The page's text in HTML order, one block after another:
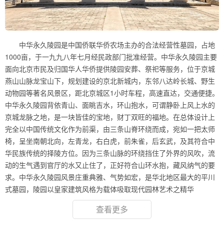
中华永久陵园是中国侨联华侨农场主办的合法经营性墓园，占地
1000亩，于一九九八年七月经民政部门批准经营。中华永久陵园主要
面向北京市民及归国华人华侨提供陵园安葬、祭祀等服务，位于京城
燕山山脉龙宝山下，规划建设的京北新城内，东邻八达岭长城、野生
动物园等著名风景区，距北京城区1小时车程，高速直达，交通便捷。
中华永久陵园背依青山、面眺吉水，环山抱水，可谓静卧上风上水的
京城龙脉之地，是一块皆佳的宝地，财丁双旺的福地。在总体设计上
完全以中国传统文化作为前渠，由三条山脊环绕而成，宛如一把太师
椅，呈坐南朝北向，左青龙，右白虎，前朱雀，后玄武，及其符合中
华民族传统的择陵方位。因为三条山脉的环绕挡住了外界的风吹，流
动的生气遇到官厅的水又止住了，正好符合山环水抱，藏风纳气的要
求。中华永久陵园风景庄重典雅、气势如宏，是华北地区最大的平川
式墓园，陵园以皇家建筑风格为载体吸取现代园林艺术之精华
查看更多